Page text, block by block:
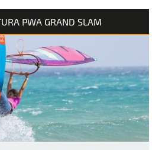
PWA GRAND SLAM